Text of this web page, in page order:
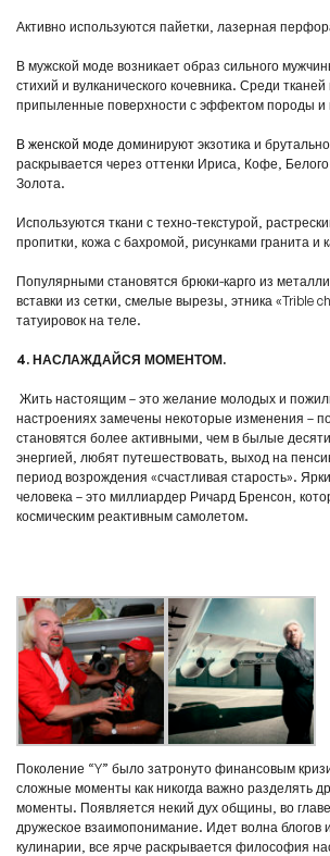
Активно используются пайетки, лазерная
В мужской моде возникает образ сильного
стихий и вулканического кочевника. Среди
припыленные поверхности с эффектом породы
В женской моде доминируют экзотика и
раскрывается через оттенки Ириса, Кофе,
Золота.
Используются ткани с техно-текстурой,
пропитки, кожа с бахромой, рисунками гранита и
Популярными становятся брюки-карго из
вставки из сетки, смелые вырезы, этника «Trible
татуировок на теле.
4. НАСЛАЖДАЙСЯ МОМЕНТОМ.
Жить настоящим – это желание молодых и
настроениях замечены некоторые изменения –
становятся более активными, чем в былые
энергией, любят путешествовать, выход на
период возрождения «счастливая старость».
человека – это миллиардер Ричард Бренсон,
космическим реактивным самолетом.
Поколение “Y” было затронуто финансовым
сложные моменты как никогда важно разделять
моменты. Появляется некий дух общины, во
дружеское взаимопонимание. Идет волна блогов
кулинарии, все ярче раскрывается философия